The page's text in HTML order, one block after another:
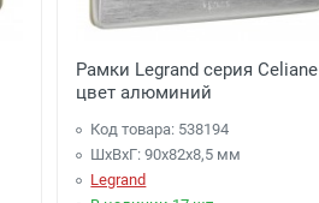
Рамки Legrand серия Celiane
цвет алюминий
Код товара: 538194
ШхВхГ: 90x82x8,5 мм
Legrand